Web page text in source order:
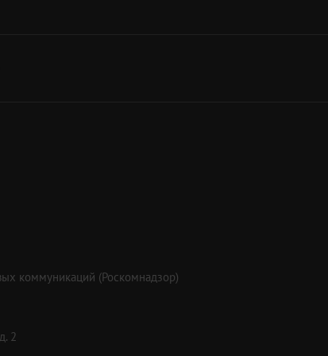
коммуникаций (Роскомнадзор)
2